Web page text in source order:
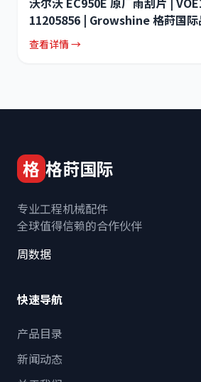
11205856 | Growshine 格莳国际
查看详情 →
格 格莳国际
专业工程机械配件
全球值得信赖的合作伙伴
周数据
快速导航
产品目录
新闻动态